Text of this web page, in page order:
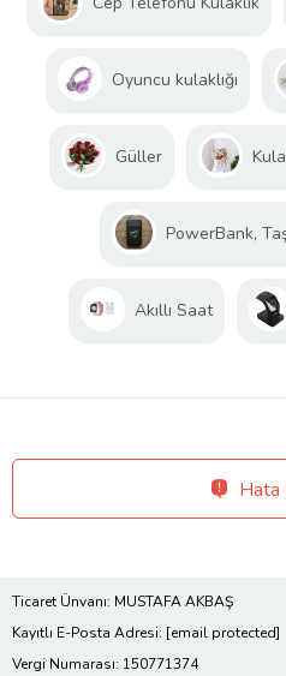
Oyuncu kulaklığı
Güller
PowerBank,
Akıllı Saat
Hata
Ticaret Ünvanı: MUSTAFA AKBAŞ
Kayıtlı E-Posta Adresi: [email protected]
Vergi Numarası: 150771374